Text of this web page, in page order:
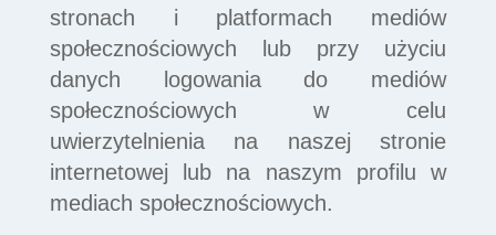
stronach i platformach mediów
społecznościowych lub przy użyciu
danych logowania do mediów
społecznościowych w celu
uwierzytelnienia na naszej stronie
internetowej lub na naszym profilu w
mediach społecznościowych.